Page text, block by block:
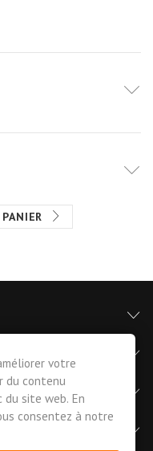
votre
du contenu
site web. En
consentez à notre